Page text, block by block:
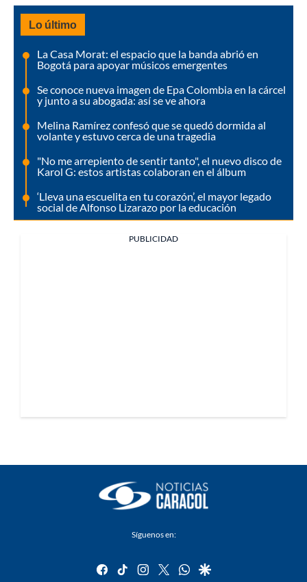
Lo último
La Casa Morat: el espacio que la banda abrió en
Bogotá para apoyar músicos emergentes
Se conoce nueva imagen de Epa Colombia en la cárcel
y junto a su abogada: así se ve ahora
Melina Ramírez confesó que se quedó dormida al
volante y estuvo cerca de una tragedia
"No me arrepiento de sentir tanto", el nuevo disco de
Karol G: estos artistas colaboran en el álbum
‘Lleva una escuelita en tu corazón’, el mayor legado
social de Alfonso Lizarazo por la educación
PUBLICIDAD
Síguenos en:
facebook
tiktok instagram
twitterwhatsapp
google